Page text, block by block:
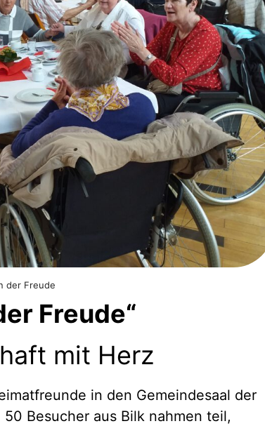
der Freude
Freude“
mit Herz
in den Gemeindesaal der
Besucher aus Bilk nahmen teil,